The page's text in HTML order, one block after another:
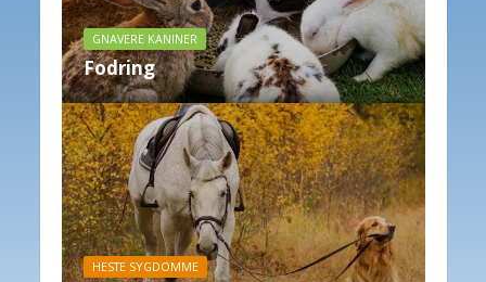
GNAVERE KANINER
Fodring
HESTE SYGDOMME